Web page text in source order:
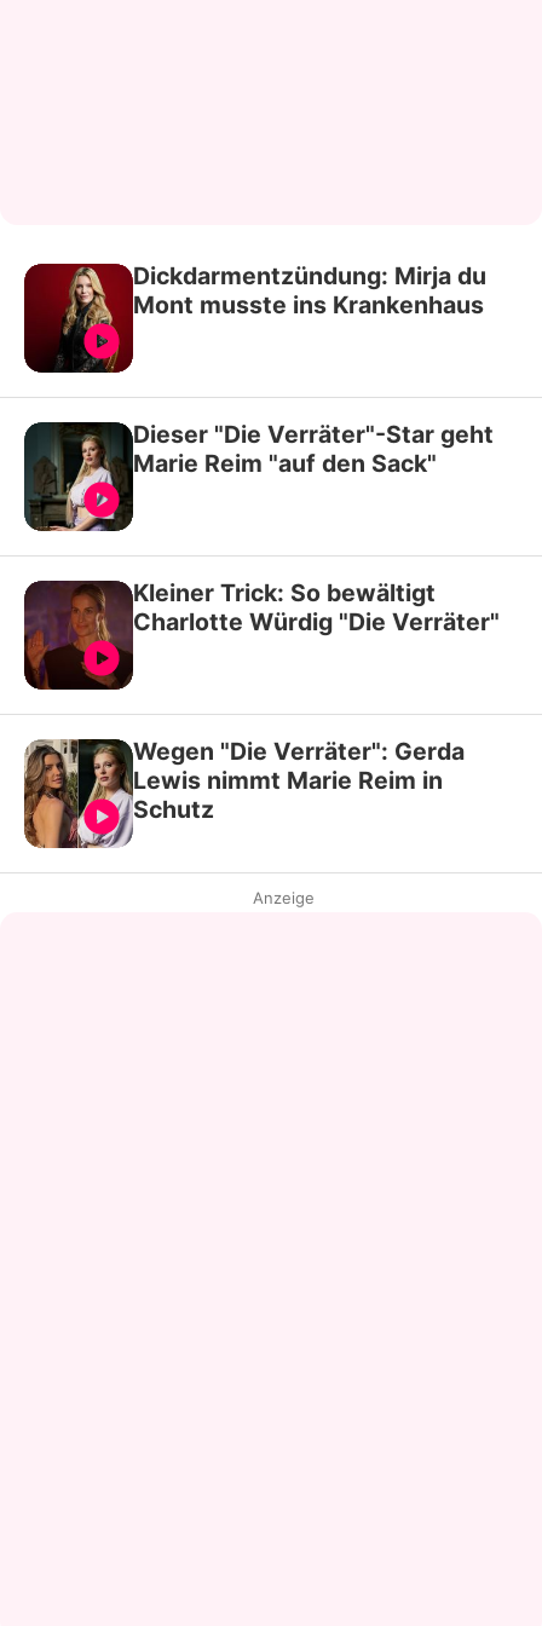
Dickdarmentzündung: Mirja du
Mont musste ins Krankenhaus
Dieser "Die Verräter"-Star geht
Marie Reim "auf den Sack"
Kleiner Trick: So bewältigt
Charlotte Würdig "Die Verräter"
Wegen "Die Verräter": Gerda
Lewis nimmt Marie Reim in
Schutz
Anzeige